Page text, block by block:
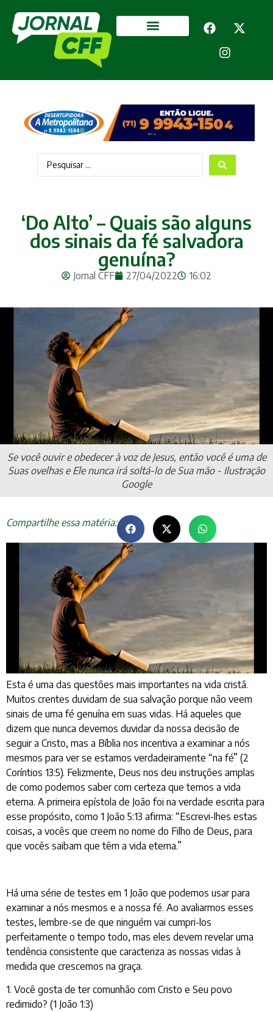
‘Do Alto’ – Quais são alguns
dos sinais da fé salvadora
genuína?
Jornal CFF 27/04/2022 16:02
Se você ouvir e obedecer à voz de Jesus, então você é uma de
Suas ovelhas e Ele nunca irá soltá-lo de Sua mão - Ilustração
Google
Compartilhe essa matéria:
Esta é uma das questões mais importantes na vida cristã.
Muitos crentes duvidam de sua salvação porque não veem
sinais de uma fé genuína em suas vidas. Há aqueles que
dizem que nunca devemos duvidar da nossa decisão de
seguir a Cristo, mas a Bíblia nos incentiva a examinar a nós
mesmos para ver se estamos verdadeiramente “na fé” (2
Coríntios 13:5). Felizmente, Deus nos deu instruções amplas
de como podemos saber com certeza que temos a vida
eterna. A primeira epístola de João foi na verdade escrita para
esse propósito, como 1 João 5:13 afirma: “Escrevi-lhes estas
coisas, a vocês que creem no nome do Filho de Deus, para
que vocês saibam que têm a vida eterna.”
Há uma série de testes em 1 João que podemos usar para
examinar a nós mesmos e a nossa fé. Ao avaliarmos esses
testes, lembre-se de que ninguém vai cumpri-los
perfeitamente o tempo todo, mas eles devem revelar uma
tendência consistente que caracteriza as nossas vidas à
medida que crescemos na graça.
1. Você gosta de ter comunhão com Cristo e Seu povo
redimido? (1 João 1:3)